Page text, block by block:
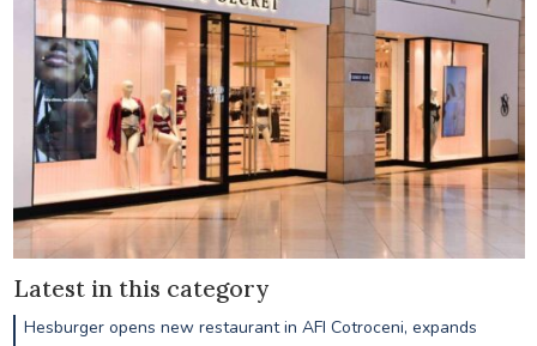
Latest in this category
Hesburger opens new restaurant in AFI Cotroceni, expands